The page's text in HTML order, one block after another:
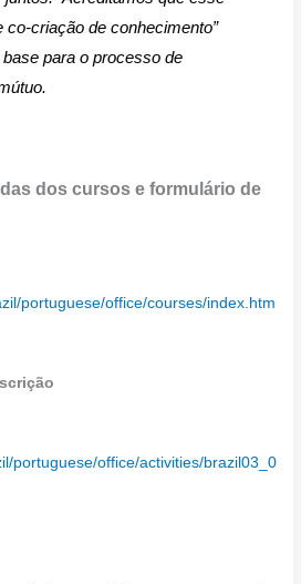
co-criação de conhecimento”
para o processo de
dos cursos e formulário de
portuguese/office/courses/index.htm
portuguese/office/activities/brazil03_0